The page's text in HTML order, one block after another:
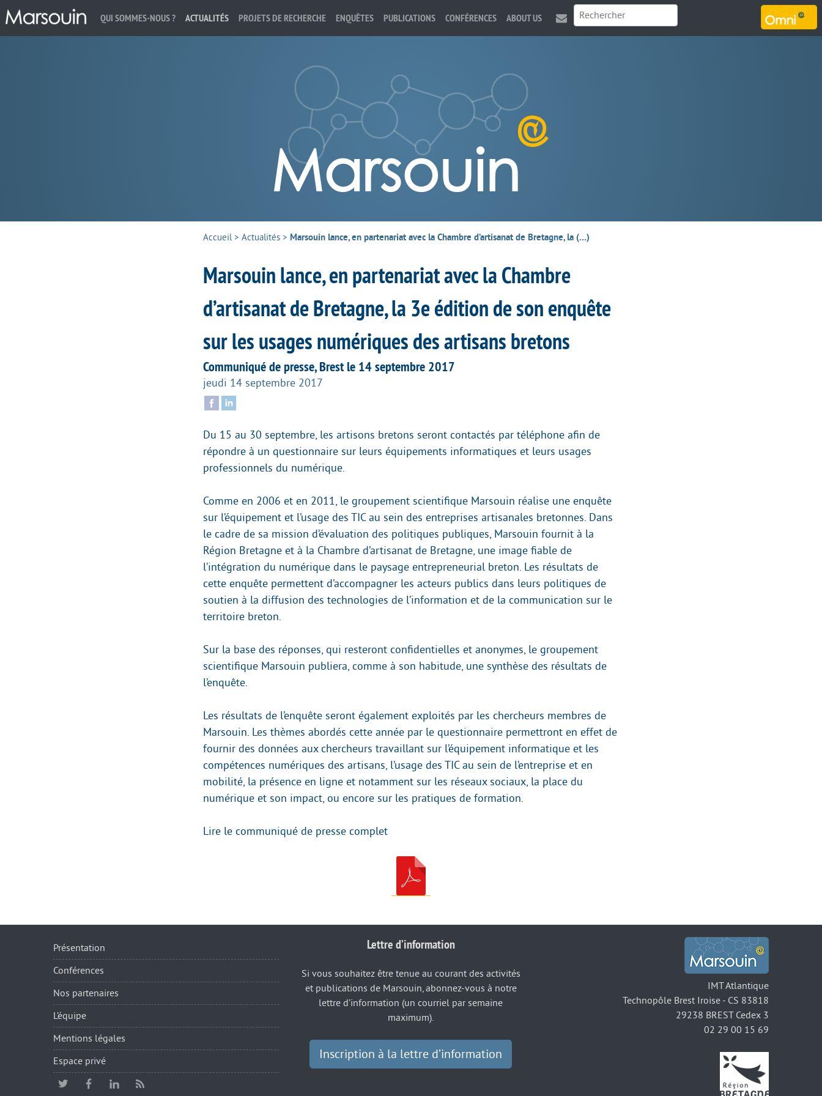
QUI SOMMES-NOUS ? ACTUALITÉS PROJETS DE RECHERCHE ENQUÊTES PUBLICATIONS CONFÉRENCES ABOUT US
Accueil> Actualités > Marsouin lance, en partenariat avec la Chambre d’artisanat de Bretagne, la (…)
Marsouin lance, en partenariat avec la Chambre
d’artisanat de Bretagne, la 3e édition de son enquête
sur les usages numériques des artisans bretons
Communiqué de presse, Brest le 14 septembre 2017
jeudi 14 septembre 2017
Du 15 au 30 septembre, les artisons bretons seront contactés par téléphone afin de
répondre à un questionnaire sur leurs équipements informatiques et leurs usages
professionnels du numérique.
Comme en 2006 et en 2011, le groupement scientifique Marsouin réalise une enquête
sur l’équipement et l’usage des TIC au sein des entreprises artisanales bretonnes. Dans
le cadre de sa mission d’évaluation des politiques publiques, Marsouin fournit à la
Région Bretagne et à la Chambre d’artisanat de Bretagne, une image fiable de
l’intégration du numérique dans le paysage entrepreneurial breton. Les résultats de
cette enquête permettent d’accompagner les acteurs publics dans leurs politiques de
soutien à la diffusion des technologies de l’information et de la communication sur le
territoire breton.
Sur la base des réponses, qui resteront confidentielles et anonymes, le groupement
scientifique Marsouin publiera, comme à son habitude, une synthèse des résultats de
l’enquête.
Les résultats de l’enquête seront également exploités par les chercheurs membres de
Marsouin. Les thèmes abordés cette année par le questionnaire permettront en effet de
fournir des données aux chercheurs travaillant sur l’équipement informatique et les
compétences numériques des artisans, l’usage des TIC au sein de l’entreprise et en
mobilité, la présence en ligne et notamment sur les réseaux sociaux, la place du
numérique et son impact, ou encore sur les pratiques de formation.
Lire le communiqué de presse complet
Présentation
Conférences
Nos partenaires
L’équipe
Mentions légales
Espace privé
Lettre d’information
Si vous souhaitez être tenue au courant des activités
et publications de Marsouin, abonnez-vous à notre
lettre d’information (un courriel par semaine
maximum).
Inscription à la lettre d’information
IMT Atlantique
Technopôle Brest Iroise - CS 83818
29238 BREST Cedex 3
02 29 00 15 69